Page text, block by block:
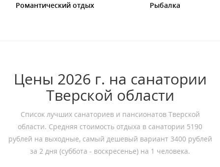
Романтический отдых Рыбалка
Цены 2026 г. на санатории
Тверской области
Список лучших санаториев и пансионатов Тверской
области. Средняя стоимость отдыха в санатории 5190
рублей на выходные, самый дешевый вариант 3400 рублей
за 2 дня (суббота - воскресенье) на 1 человека.